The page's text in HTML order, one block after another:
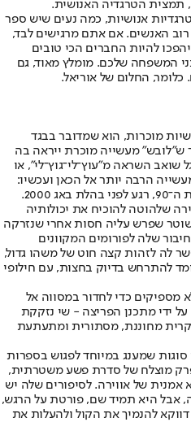
תמצית הטרגדיה האנושית.
אנושיות, כמה נעים שיש ספר
האנשים. אם אתם מרגישים לבד,
יהפכו להיות החברים הכי טובים
המשפחה שלכם. מומלץ מאוד, גם
כלומר, החלום של אוריאל.
מוכרות, הוא שמדובר בבגד
ש"לובש" מעשייה מוכרת ייראה בה
השראה מ"עוץ־לי־גוץ־לי", או
הרבה יותר אל הכאן ועכשיו:
2000.
שלהוטה להוכיח את יכולותיה
שפרש עליה חסות אחרי שנזרקה
שלה לפורומים המקוונים
לה לזהות קצה חוט של משהו גדול,
להתרחש בדיוק בחצות, עם חילופי
מספיקים כדי לחדור במסווה אל
ידי מתכנן הפריצה - שי נזקקת
מחוננת, מסתורית ומתעתעת
שמענג במיוחד לפגוש בספרות
מוצלח של סדרת פשע משטרתית,
אמנית של אווירה. לסיפורים שלה יש
אבל היא תמיד שם, פורטת על הרגש,
להנמיך את הקול ולהעלות את